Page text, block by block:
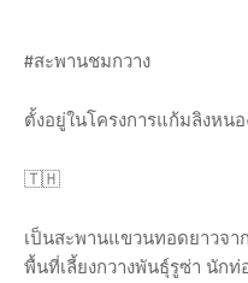
#สะพานชมกวาง
ตั้งอยู่ในโครงการแก้มลิงหน
🇹🇭
เป็นสะพานแขวนทอดยาวจา
พื้นที่เลี้ยงกวางพันธุ์รูซ่า นักท่